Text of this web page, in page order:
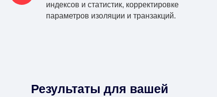
индексов и статистик, корректировке
параметров изоляции и транзакций.
Результаты для вашей